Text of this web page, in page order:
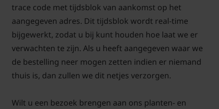
trace code met tijdsblok van aankomst op het
aangegeven adres. Dit tijdsblok wordt real-time
bijgewerkt, zodat u bij kunt houden hoe laat we er
verwachten te zijn. Als u heeft aangegeven waar we
de bestelling neer mogen zetten indien er niemand
thuis is, dan zullen we dit netjes verzorgen.
Wilt u een bezoek brengen aan ons planten- en